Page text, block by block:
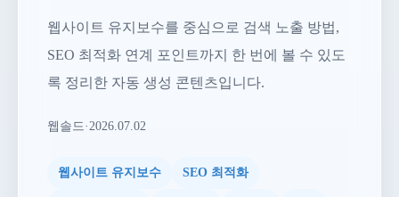
웹사이트 유지보수를 중심으로 검색 노출 방법,
SEO 최적화 연계 포인트까지 한 번에 볼 수 있도
록 정리한 자동 생성 콘텐츠입니다.
웹솔드·2026.07.02
웹사이트 유지보수 SEO 최적화